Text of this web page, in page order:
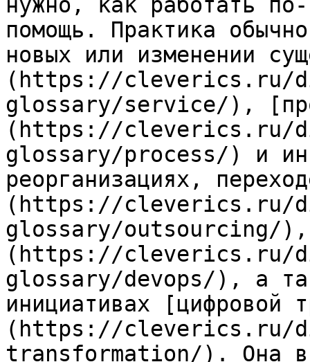
помощь. Практика
новых или изменении
(https://cleverics.ru/
glossary/service/),
(https://cleverics.ru/
glossary/process/) и
реорганизациях,
(https://cleverics.ru/
glossary/outsourcing/),
(https://cleverics.ru/
glossary/devops/), а
инициативах [цифровой
(https://cleverics.ru/
transformation/). Она